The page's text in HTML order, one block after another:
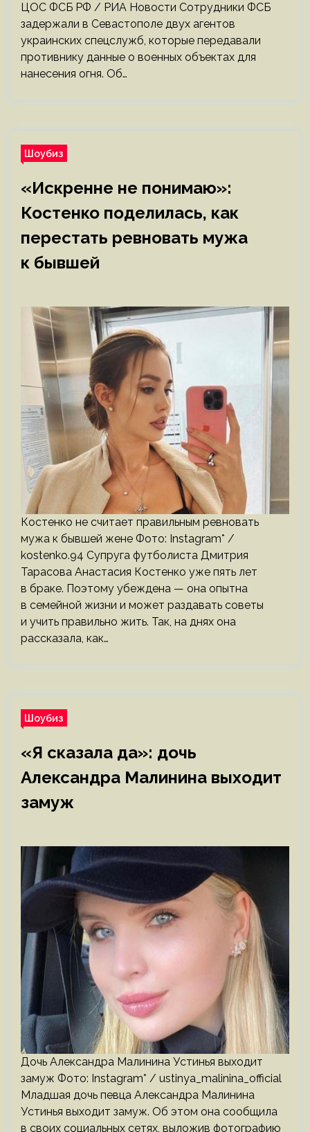
ЦОС ФСБ РФ / РИА Новости Сотрудники ФСБ
задержали в Севастополе двух агентов
украинских спецслужб, которые передавали
противнику данные о военных объектах для
нанесения огня. Об…
Шоубиз
«Искренне не понимаю»:
Костенко поделилась, как
перестать ревновать мужа
к бывшей
Костенко не считает правильным ревновать
мужа к бывшей жене Фото: Instagram* /
kostenko.94 Супруга футболиста Дмитрия
Тарасова Анастасия Костенко уже пять лет
в браке. Поэтому убеждена — она опытна
в семейной жизни и может раздавать советы
и учить правильно жить. Так, на днях она
рассказала, как…
Шоубиз
«Я сказала да»: дочь
Александра Малинина выходит
замуж
Дочь Александра Малинина Устинья выходит
замуж Фото: Instagram* / ustinya_malinina_official
Младшая дочь певца Александра Малинина
Устинья выходит замуж. Об этом она сообщила
в своих социальных сетях, выложив фотографию